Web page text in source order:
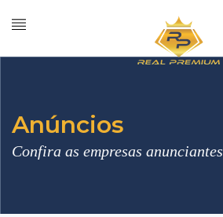
Anúncios
Confira as empresas anunciantes